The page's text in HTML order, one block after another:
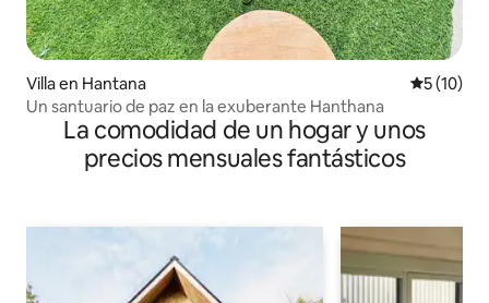
Villa en Hantana
5 (10)
Un santuario de paz en la exuberante Hanthana
La comodidad de un hogar y unos
precios mensuales fantásticos